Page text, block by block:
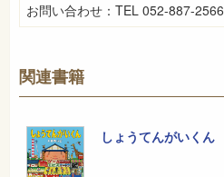
お問い合わせ：TEL 052-887-2566
関連書籍
しょうてんがいくん